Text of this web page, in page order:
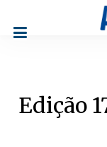
Edição